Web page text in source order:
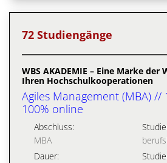
72 Studiengänge
WBS AKADEMIE – Eine Marke der
Ihren Hochschulkooperationen
Agiles Management (MBA) //
100% online
Abschluss:
MBA
Dauer: